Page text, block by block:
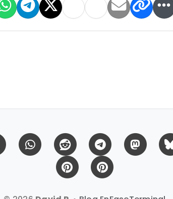
X (Twitter)WhatsappReddit Telegram
Pinterest